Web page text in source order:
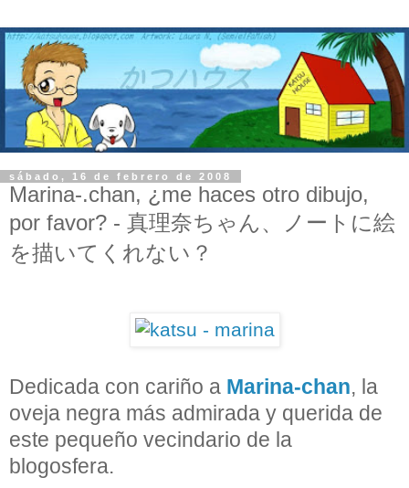
sábado, 16 de febrero de 2008
Marina-.chan, ¿me haces otro dibujo,
por favor? - 真理奈ちゃん、ノートに絵
を描いてくれない？
Dedicada con cariño a Marina-chan, la
oveja negra más admirada y querida de
este pequeño vecindario de la
blogosfera.